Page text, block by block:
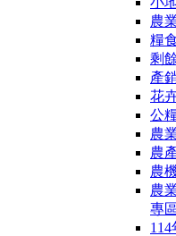
農
糧
剩
產
花
公
農
農
農
農
專